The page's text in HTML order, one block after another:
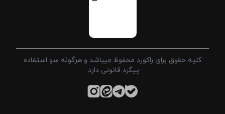
کلیه حقوق برای راکورد محفوظ میباشد و هرگونه سو استفاده
پیگرد قانونی دارد.